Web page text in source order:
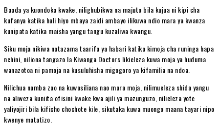
Baada ya kuondoka kwake, nilighubikwa na majuto bila kujua ni kipi cha
kufanya katika hali hiyo mbaya zaidi ambayo ilikuwa ndio mara ya kwanza
kunipata katika maisha yangu tangu kuzaliwa kwangu.
Siku moja nikiwa natazama taarifa ya habari katika kimoja cha runinga hapa
nchini, niliona tangazo la Kiwanga Doctors likieleza kuwa moja ya huduma
wanazotoa ni pamoja na kusuluhisha migogoro ya kifamilia na ndoa.
Nilichua namba zao na kuwasiliana nao mara moja, nilimueleza shida yangu
na aliweza kuniita ofisini kwake kwa ajili ya mazunguzo, nilieleza yote
yaliyojiri bila kificho chochote kile, sikutaka kuwa muongo maana tayari nipo
kwenye matatizo.